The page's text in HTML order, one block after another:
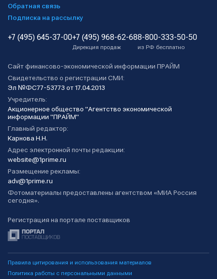
Обратная связь
Подписка на рассылку
+7 (495) 645-37-00+7 (495) 968-62-68
Дирекция продаж
8-800-333-50-50
из РФ бесплатно
Сайт финансово-экономической информации ПРАЙМ
Свидетельство о регистрации СМИ:
Эл №ФС77-53773 от 17.04.2013
Учредитель:
Акционерное общество "Агентство экономической
информации "ПРАЙМ"
Главный редактор:
Карнова Н.Н.
Адрес электронной почты редакции:
website@1prime.ru
Размещение рекламы:
adv@1prime.ru
Фотоматериалы предоставлены агентством «МИА Россия
сегодня».
Регистрация на портале поставщиков
Правила цитирования и использования материалов
Политика работы с персональными данными